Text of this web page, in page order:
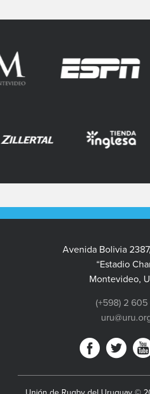
Avenida Bolivia
“Estadio
Montevideo,
(+598) 2 605